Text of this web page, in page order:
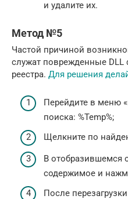
и удалите их.
Метод №5
Частой причиной
служат поврежденные DLL
реестра. Для решения
Перейдите в меню
поиска: %Temp%;
Щелкните по
В отобразившемся
содержимое и
После